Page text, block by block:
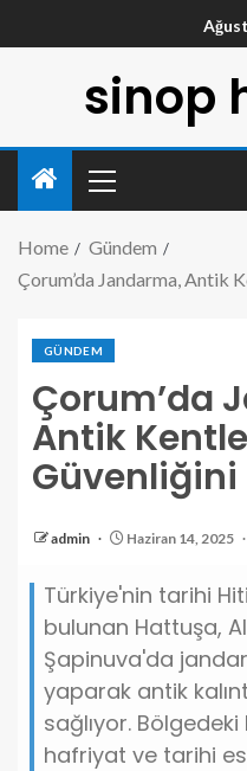
sinop
Home
Gündem
Çorum’da Jandarma, Antik
GÜNDEM
Çorum’da
Antik
Güvenliğini
admin Haziran 14, 2025
Türkiye'nin tarihi
bulunan Hattuşa,
Şapinuva'da
yaparak antik
sağlıyor.
hafriyat ve tarihi